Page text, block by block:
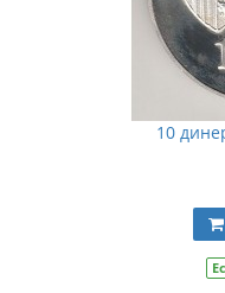
10